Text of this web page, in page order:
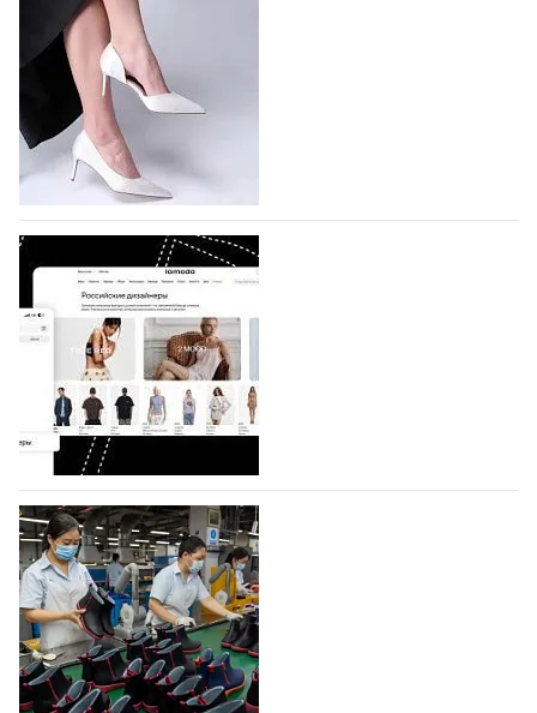
подано 1047 заявок
На участие в седьмой Московской неделе моды,
которая пройдет в российской столице с 26 сентября
по 1 октября, уже подано 1047 заявок. Примерно
половину из них (494) прислали дизайнеры,
коллекции которых не были представлены в…
07.08.2026 578
BALLINA представит свои новинки на Euro
Shoes
Компания BALLINA Guangzhou Lihuang Footwear
Co., Ltd., основанная в 2011 году и расположенная в
Гуанчжоу, столице моды Китая, является
профессиональной обувной компанией,
объединяющей разработку, производство и…
07.08.2026 433
На платформе Lamoda - новый раздел и
условия продвижения локальных
дизайнерских марок
Российский маркетплейс Lamoda решил обновить
раздел для продажи продукции локальных
дизайнерских марок одежды, обуви и аксессуаров.